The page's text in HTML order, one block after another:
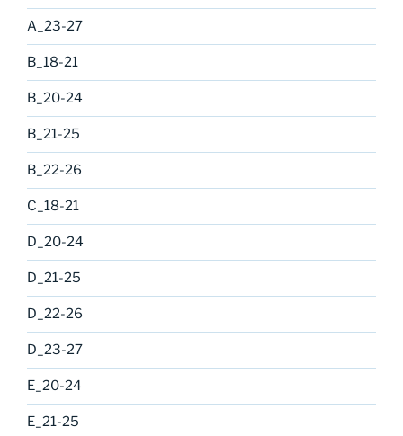
A_23-27
B_18-21
B_20-24
B_21-25
B_22-26
C_18-21
D_20-24
D_21-25
D_22-26
D_23-27
E_20-24
E_21-25